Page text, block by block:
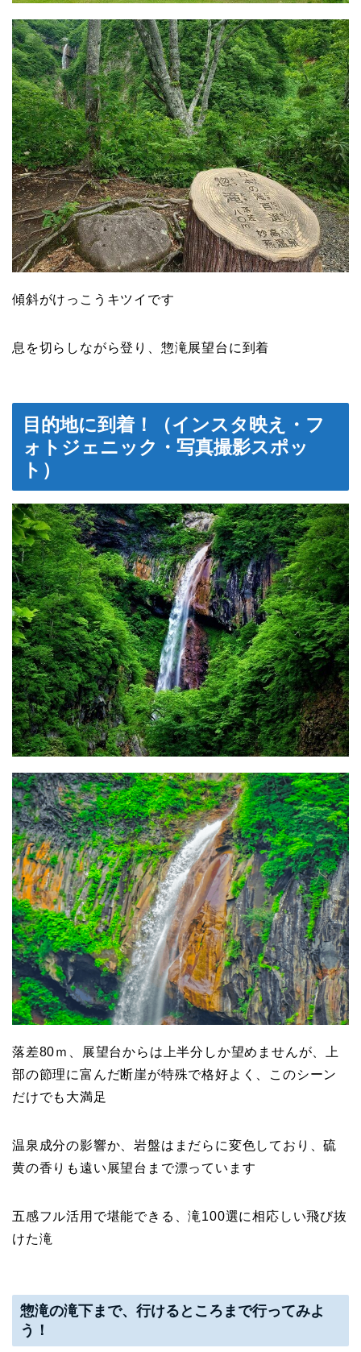
傾斜がけっこうキツイです
息を切らしながら登り、惣滝展望台に到着
目的地に到着！（インスタ映え・フ
ォトジェニック・写真撮影スポッ
ト）
落差80ｍ、展望台からは上半分しか望めませんが、上
部の節理に富んだ断崖が特殊で格好よく、このシーン
だけでも大満足
温泉成分の影響か、岩盤はまだらに変色しており、硫
黄の香りも遠い展望台まで漂っています
五感フル活用で堪能できる、滝100選に相応しい飛び抜
けた滝
惣滝の滝下まで、行けるところまで行ってみよ
う！